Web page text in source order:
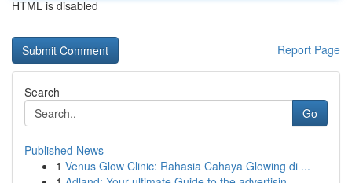
HTML is disabled
Report Page
Search
Go
Published News
1 Venus Glow Clinic: Rahasia Cahaya Glowing di ...